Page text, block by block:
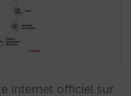
internet officiel sur